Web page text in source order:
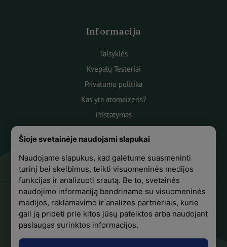
Informacija
Taisyklės
Kvepalų Testeriai
Privatumo politika
Kas yra atomaizeris?
Pristatymas
Apie mus
Atsiliepimai
+370 618 44441
Sekite mus Facebook
Šioje svetainėje naudojami slapukai
Naudojame slapukus, kad galėtume suasmeninti
turinį bei skelbimus, teikti visuomeninės medijos
funkcijas ir analizuoti srautą. Be to, svetainės
naudojimo informaciją bendriname su visuomeninės
medijos, reklamavimo ir analizės partneriais, kurie
gali ją pridėti prie kitos jūsų pateiktos arba naudojant
paslaugas surinktos informacijos.